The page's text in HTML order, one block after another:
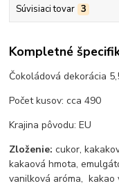
Súvisiaci tovar 3
Kompletné
Čokoládová dekorácia
Počet kusov: cca 490
Krajina pôvodu: EU
Zloženie: cukor,
kakaová hmota,
vanilková aróma, kakao